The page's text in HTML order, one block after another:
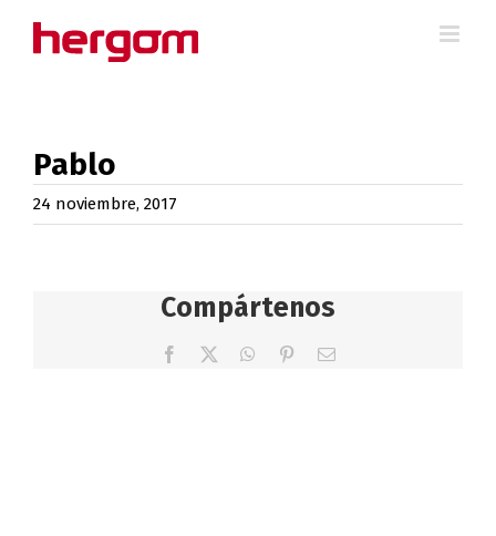
Pablo
24 noviembre, 2017
Compártenos
Facebook WhatsApp
PinterestCorreo